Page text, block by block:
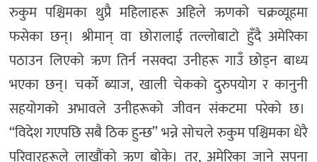
रुकुम पश्चिमका थुप्रै महिलाहरू अहिले ऋणको चक्रव्यूहमा
फसेका छन्। श्रीमान् वा छोरालाई तल्लोबाटो हुँदै अमेरिका
पठाउन लिएको ऋण तिर्न नसक्दा उनीहरू गाउँ छोड्न बाध्य
भएका छन्। चर्को ब्याज, खाली चेकको दुरुपयोग र कानुनी
सहयोगको अभावले उनीहरूको जीवन संकटमा परेको छ।
“विदेश गएपछि सबै ठिक हुन्छ” भन्ने सोचले रुकुम पश्चिमका धेरै